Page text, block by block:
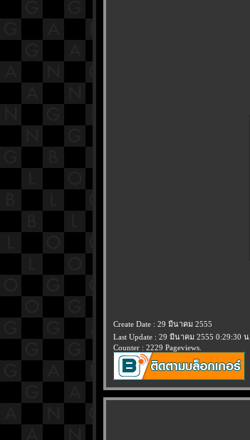
Create Date : 29 มีนาคม 2555
Last Update : 29 มีนาคม 2555 0:29:30 น.
Counter : 2229 Pageviews.